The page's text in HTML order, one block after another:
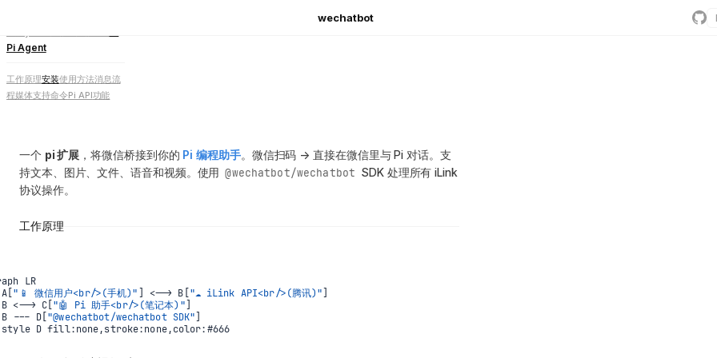
wechatbot
Pi Agent
工作原理安装使用方法消息流
程媒体支持命令Pi API功能
一个 pi 扩展 ，将微信桥接到你的 Pi 编程助手。微信扫码 → 直接在微信里与 Pi 对话。支
持文本、图片、文件、语音和视频。使用 @wechatbot/wechatbot SDK 处理所有 iLink
协议操作。
工作原理
LR
"📱 微信用户<br/>(手机)" ] <--> B[ "☁️ iLink API<br/>(腾讯)"
<
--> C[ "🤖 Pi 助手<br/>(笔记本)"
--- D[
"@wechatbot/wechatbot SDK"
D fill
:none,stroke:none,color:#666